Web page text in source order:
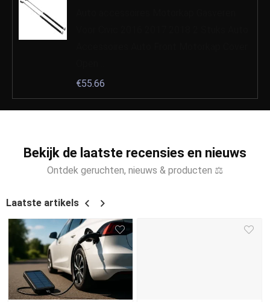
€55.66
Bekijk de laatste recensies en nieuws
Ontdek geruchten, nieuws & producten ⚖
Laatste artikels